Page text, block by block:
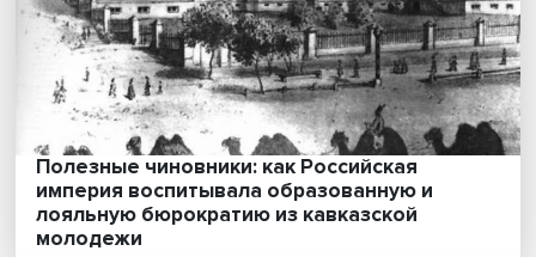
Что японцы знали о русских и что значило
саке в жизни айнов